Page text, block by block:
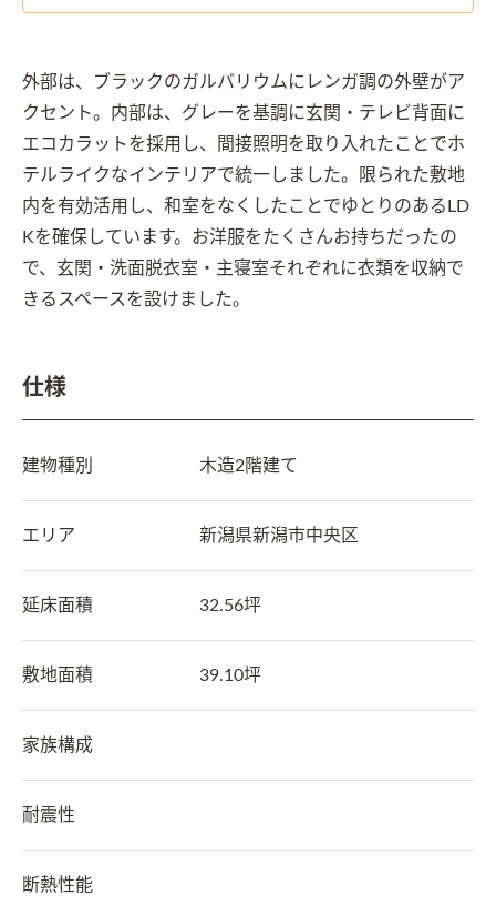
外部は、ブラックのガルバリウムにレンガ調の外壁がア
クセント。内部は、グレーを基調に玄関・テレビ背面に
エコカラットを採用し、間接照明を取り入れたことでホ
テルライクなインテリアで統一しました。限られた敷地
内を有効活用し、和室をなくしたことでゆとりのあるLD
Kを確保しています。お洋服をたくさんお持ちだったの
で、玄関・洗面脱衣室・主寝室それぞれに衣類を収納で
きるスペースを設けました。
仕様
建物種別 木造2階建て
エリア 新潟県新潟市中央区
延床面積 32.56坪
敷地面積 39.10坪
家族構成
耐震性
断熱性能